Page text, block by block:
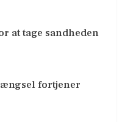
at tage sandheden
fortjener